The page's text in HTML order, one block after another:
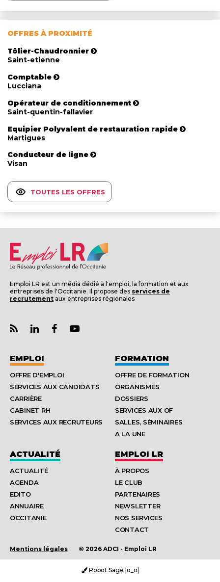
OFFRES À PROXIMITÉ
Tôlier-Chaudronnier
Saint-etienne
Comptable
Lucciana
Opérateur de conditionnement
Saint-quentin-fallavier
Equipier Polyvalent de restauration rapide
Martigues
Conducteur de ligne
Visan
TOUTES LES OFFRES
Emploi LR est un média dédié à l'emploi, la formation et aux
entreprises de l'Occitanie. Il propose des services de
recrutement aux entreprises régionales
EMPLOI
OFFRE D'EMPLOI
SERVICES AUX CANDIDATS
CARRIÈRE
CABINET RH
SERVICES AUX RECRUTEURS
FORMATION
OFFRE DE FORMATION
ORGANISMES
DOSSIERS
SERVICES AUX OF
SALLES, SÉMINAIRES
A LA UNE
ACTUALITÉ
ACTUALITÉ
AGENDA
EDITO
ANNUAIRE
OCCITANIE
EMPLOI LR
À PROPOS
LE CLUB
PARTENAIRES
NEWSLETTER
NOS SERVICES
CONTACT
Mentions légales © 2026 ADCI - Emploi LR
Robot Sage |o_o|